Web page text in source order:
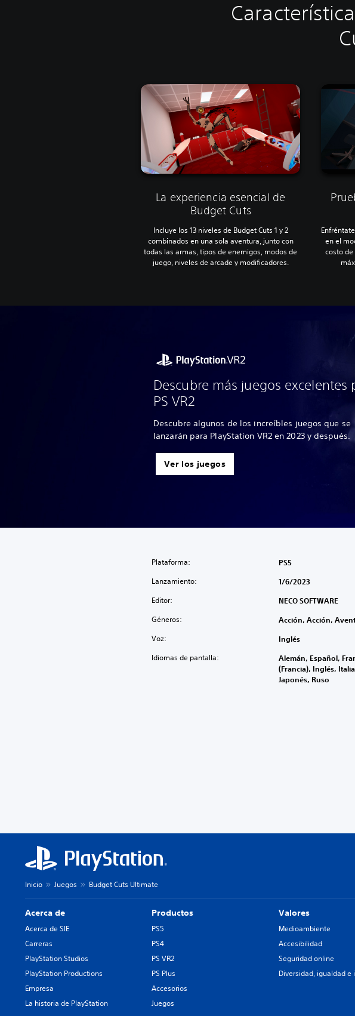
La experiencia esencial de
Budget Cuts
Incluye los 13 niveles de Budget Cuts 1 y 2
combinados en una sola aventura, junto con
todas las armas, tipos de enemigos, modos de
juego, niveles de arcade y modificadores.
en el
costo
Descubre más juegos excelentes
PS VR2
Descubre algunos de los increíbles juegos que se
lanzarán para PlayStation VR2 en 2023 y después.
Ver los juegos
Plataforma: PS5
Lanzamiento: 1/6/2023
Editor: NECO SOFTWARE
Géneros: Acción, Acción,
Voz: Inglés
Idiomas de pantalla:
Alemán, Español,
(Francia), Inglés,
Japonés, Ruso
Inicio Juegos Budget Cuts Ultimate
Acerca de
Acerca de SIE
Carreras
PlayStation Studios
PlayStation Productions
Empresa
La historia de PlayStation
Productos
PS5
PS4
PS VR2
PS Plus
Accesorios
Juegos
Valores
Medioambiente
Accesibilidad
Seguridad online
Diversidad, igualdad e